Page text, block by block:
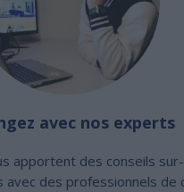
avec nos experts
apportent des conseils
avec des professionnels de